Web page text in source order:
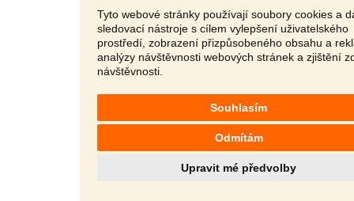
Tyto webové stránky používají soubory cookies a
sledovací nástroje s cílem vylepšení uživatelského
prostředí, zobrazení přizpůsobeného obsahu a
analýzy návštěvnosti webových stránek a zjištění
návštěvnosti.
Souhlasím
Odmítám
Upravit mé předvolby